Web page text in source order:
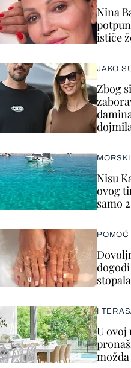
Nina
ističe
JAKO
Zbog
Nisu
ovog
samo
I
U ovoj